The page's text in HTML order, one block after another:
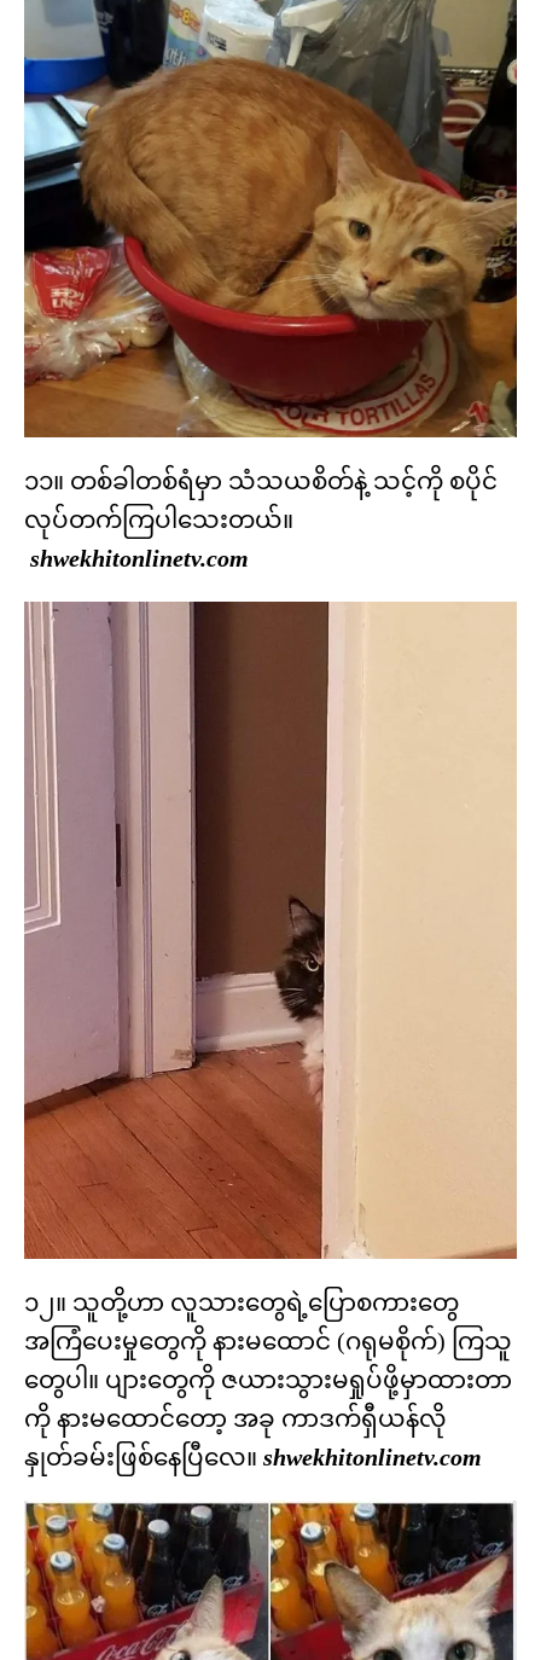
၁၁။ တစ်ခါတစ်ရံမှာ သံသယစိတ်နဲ့ သင့်ကို စပိုင်
လုပ်တက်ကြပါသေးတယ်။
shwekhitonlinetv.com
၁၂။ သူတို့ဟာ လူသားတွေရဲ့ပြောစကားတွေ
အကြံပေးမှုတွေကို နားမထောင် (ဂရုမစိုက်) ကြသူ
တွေပါ။ ပျားတွေကို ဇယားသွားမရှုပ်ဖို့မှာထားတာ
ကို နားမထောင်တော့ အခု ကာဒက်ရှီယန်လို
နှုတ်ခမ်းဖြစ်နေပြီလေ။ shwekhitonlinetv.com